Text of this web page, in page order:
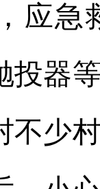
急
投器
不少